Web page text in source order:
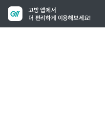
고방 앱에서
더 편리하게 이용해보세요!